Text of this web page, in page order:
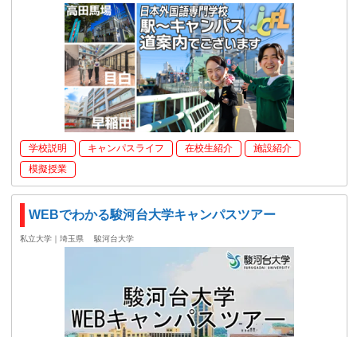
学校説明 キャンパスライフ 在校生紹介
施設紹介
模擬授業
WEBでわかる駿河台大学キャンパスツアー
私立大学｜埼玉県 駿河台大学